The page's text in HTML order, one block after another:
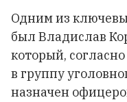
Одним из
был Владислав
который,
в группу
назначен